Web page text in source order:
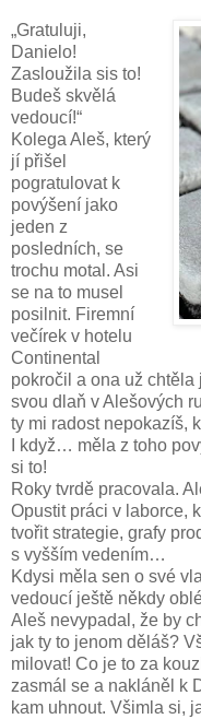
„Gratuluji,
Danielo!
Zasloužila sis to!
Budeš skvělá
vedoucí!“
Kolega Aleš, který
jí přišel
pogratulovat k
povýšení jako
jeden z
posledních, se
trochu motal. Asi
se na to musel
posilnit. Firemní
večírek v hotelu
Continental
pokročil a ona už
svou dlaň v Alešových
ty mi radost nepokazíš,
I když… měla z toho
si to!
Roky tvrdě pracovala.
Opustit práci v laborce,
tvořit strategie, grafy
s vyšším vedením…
Kdysi měla sen o své
vedoucí ještě někdy
Aleš nevypadal, že by
jak ty to jenom děláš?
milovat! Co je to za
zasmál se a nakláněl k
kam uhnout. Všimla si,